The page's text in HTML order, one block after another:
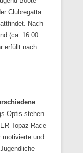
Clubregatta
Nach
(ca. 16:00
erfüllt nach
Optis stehen
Topaz Race
motivierte und